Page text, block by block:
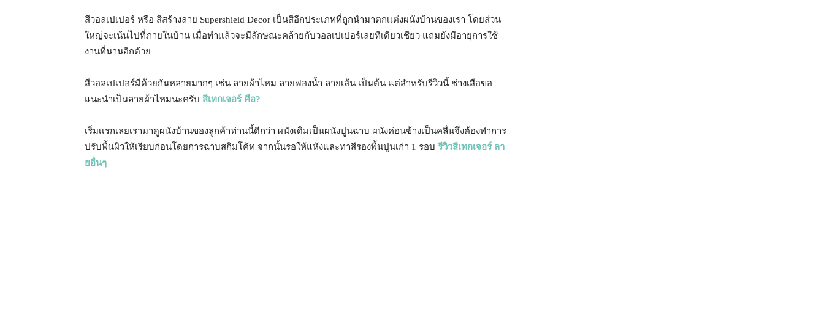
สีวอลเปเปอร์ หรือ สีสร้างลาย Supershield Decor เป็นสีอีกประเภทที่ถูกนำมาตกเเต่งผนังบ้านของเรา โดยส่วน
ใหญ่จะเน้นไปที่ภายในบ้าน เมื่อทำเเล้วจะมีลักษณะคล้ายกับวอลเปเปอร์เลยทีเดียวเชียว แถมยังมีอายุการใช้
งานที่นานอีกด้วย
สีวอลเปเปอร์มีด้วยกันหลายมากๆ เช่น ลายผ้าไหม ลายฟองน้ำ ลายเส้น เป็นต้น แต่สำหรับรีวิวนี้ ช่างเสือขอ
แนะนำเป็นลายผ้าไหมนะครับ สีเทกเจอร์ คือ?
เริ่มเเรกเลยเรามาดูผนังบ้านของลูกค้าท่านนี้ดีกว่า ผนังเดิมเป็นผนังปูนฉาบ ผนังค่อนข้างเป็นคลื่นจึงต้องทำการ
ปรับพื้นผิวให้เรียบก่อนโดยการฉาบสกิมโค้ท จากนั้นรอให้แห้งและทาสีรองพื้นปูนเก่า 1 รอบ รีวิวสีเทกเจอร์ ลา
ยอื่นๆ